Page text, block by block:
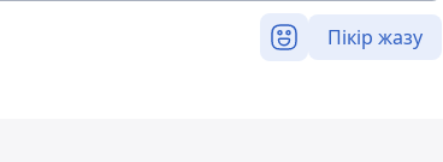
Пікір жазу